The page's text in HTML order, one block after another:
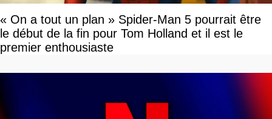
« On a tout un plan » Spider-Man 5 pourrait être
le début de la fin pour Tom Holland et il est le
premier enthousiaste